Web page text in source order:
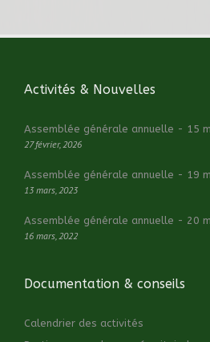
Activités & Nouvelles
Assemblée générale annuelle - 15
27 février, 2026
Assemblée générale annuelle - 19
13 mars, 2023
Assemblée générale annuelle - 20
16 mars, 2022
Documentation & conseils
Calendrier des activités